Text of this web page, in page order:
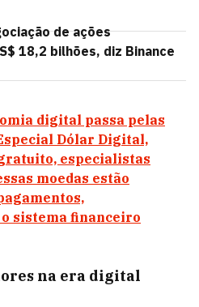
de ações
18,2 bilhões, diz Binance
digital passa pelas
Dólar Digital,
especialistas
moedas estão
sistema financeiro
na era digital